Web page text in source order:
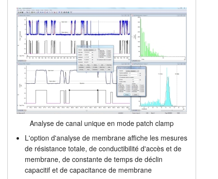
Analyse de canal unique en mode patch clamp
L'option d'analyse de membrane affiche les mesures
de résistance totale, de conductibilité d'accès et de
membrane, de constante de temps de déclin
capacitif et de capacitance de membrane